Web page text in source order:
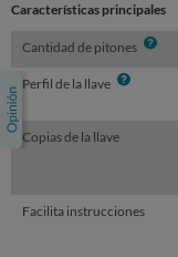
Características principales
Cantidad de pitones Info
Perfil de la llave Info
Copias de la llave
Facilita instrucciones